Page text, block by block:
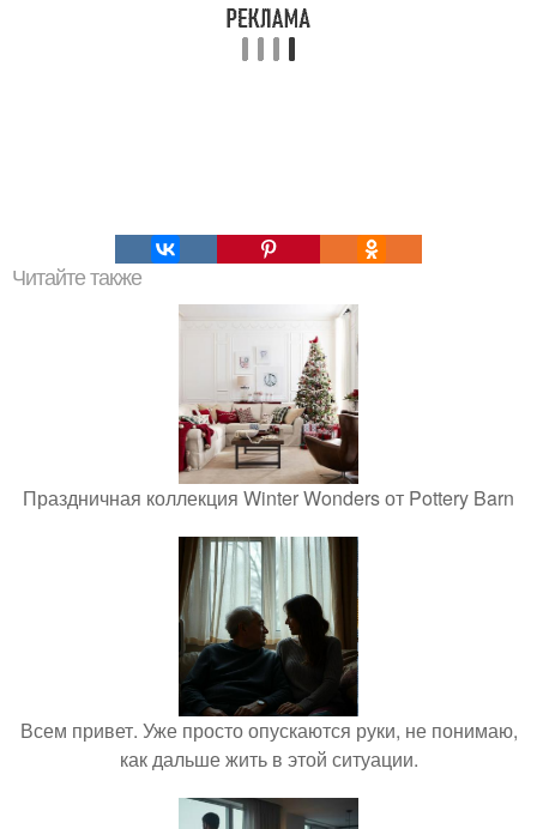
Читайте также
Праздничная коллекция Winter Wonders от Pottery Barn
Всем привет. Уже просто опускаются руки, не понимаю,
как дальше жить в этой ситуации.